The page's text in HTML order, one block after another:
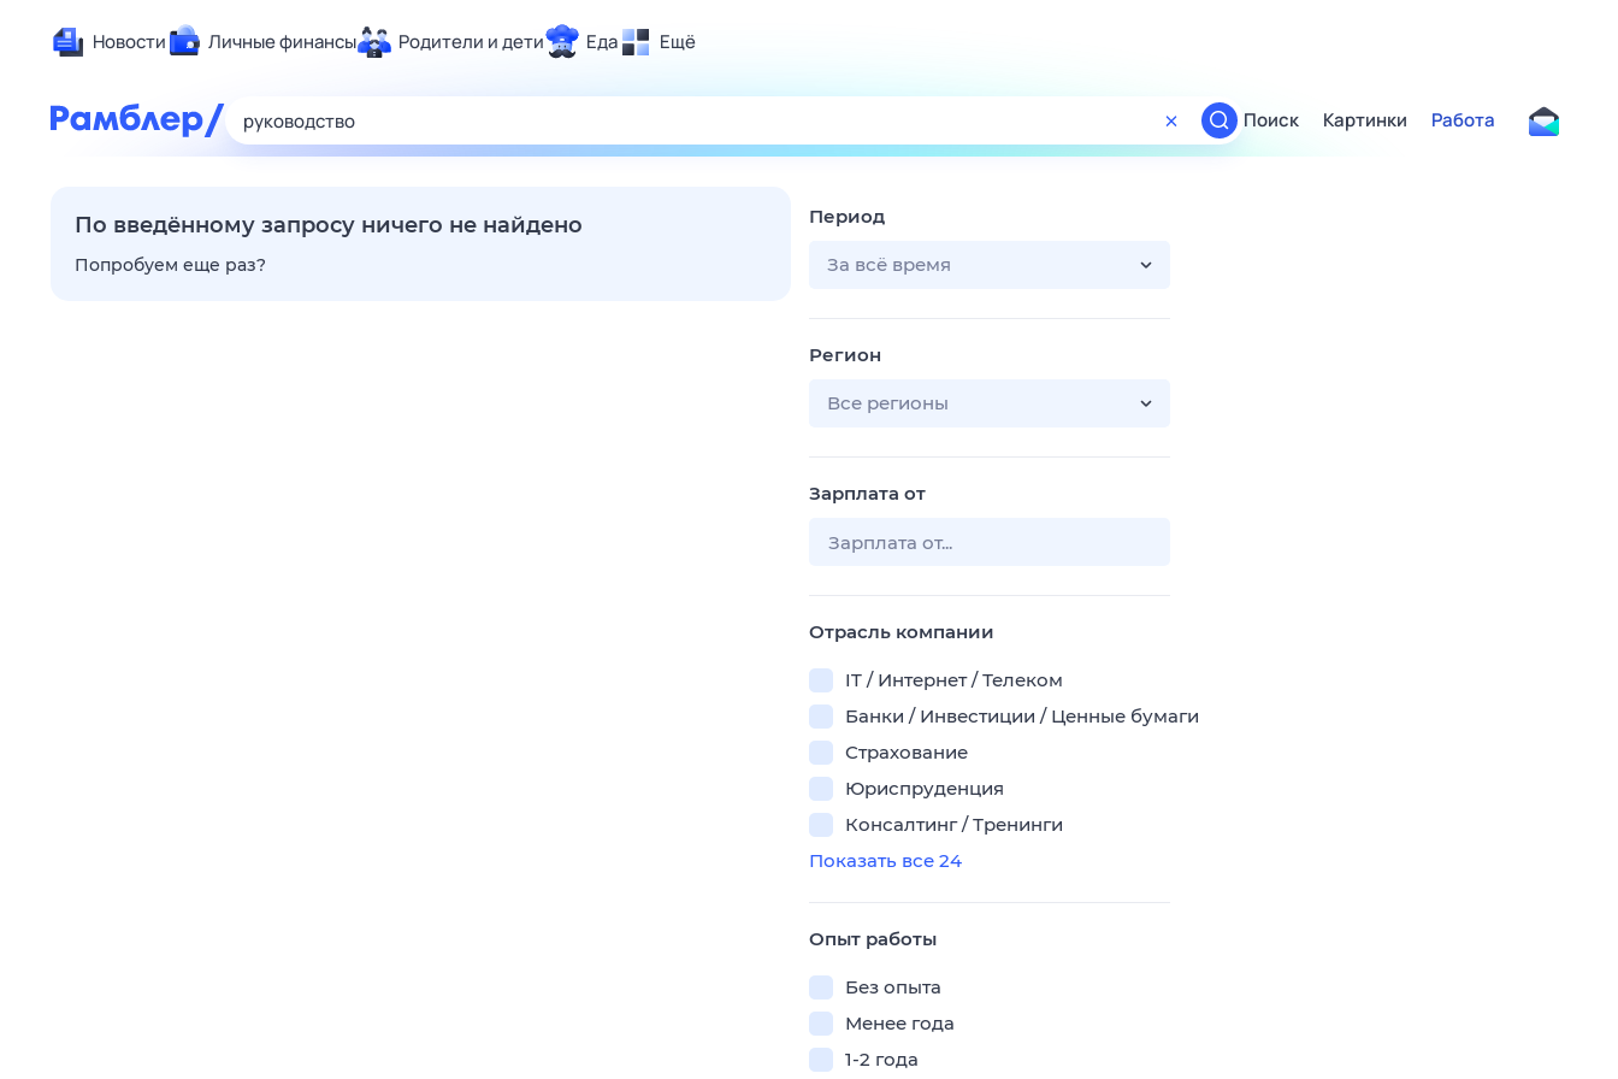
Новости Личные финансы Родители и дети Еда Ещё
Развлечения и отдых
Спорт
Поиск
ТВ-программа
Поиск Картинки Работа
По введённому запросу ничего не найдено
Попробуем еще раз?
Период
За всё время
Регион
Все регионы
Зарплата от
Отрасль компании
IT / Интернет / Телеком
Банки / Инвестиции / Ценные бумаги
Страхование
Юриспруденция
Консалтинг / Тренинги
Показать все 24
Опыт работы
Без опыта
Менее года
1-2 года